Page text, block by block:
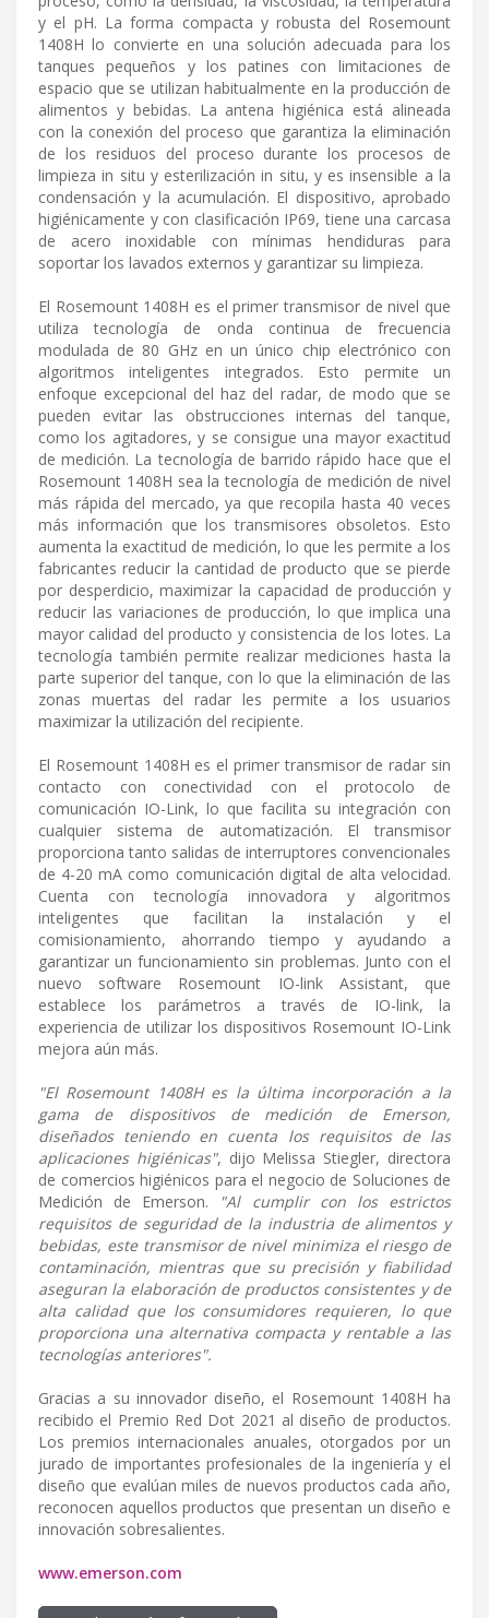
y el pH. La forma compacta y robusta del Rosemount
1408H lo convierte en una solución adecuada para los
tanques pequeños y los patines con limitaciones de
espacio que se utilizan habitualmente en la producción de
alimentos y bebidas. La antena higiénica está alineada
con la conexión del proceso que garantiza la eliminación
de los residuos del proceso durante los procesos de
limpieza in situ y esterilización in situ, y es insensible a la
condensación y la acumulación. El dispositivo, aprobado
higiénicamente y con clasificación IP69, tiene una carcasa
de acero inoxidable con mínimas hendiduras para
soportar los lavados externos y garantizar su limpieza.
El Rosemount 1408H es el primer transmisor de nivel que
utiliza tecnología de onda continua de frecuencia
modulada de 80 GHz en un único chip electrónico con
algoritmos inteligentes integrados. Esto permite un
enfoque excepcional del haz del radar, de modo que se
pueden evitar las obstrucciones internas del tanque,
como los agitadores, y se consigue una mayor exactitud
de medición. La tecnología de barrido rápido hace que el
Rosemount 1408H sea la tecnología de medición de nivel
más rápida del mercado, ya que recopila hasta 40 veces
más información que los transmisores obsoletos. Esto
aumenta la exactitud de medición, lo que les permite a los
fabricantes reducir la cantidad de producto que se pierde
por desperdicio, maximizar la capacidad de producción y
reducir las variaciones de producción, lo que implica una
mayor calidad del producto y consistencia de los lotes. La
tecnología también permite realizar mediciones hasta la
parte superior del tanque, con lo que la eliminación de las
zonas muertas del radar les permite a los usuarios
maximizar la utilización del recipiente.
El Rosemount 1408H es el primer transmisor de radar sin
contacto con conectividad con el protocolo de
comunicación IO-Link, lo que facilita su integración con
cualquier sistema de automatización. El transmisor
proporciona tanto salidas de interruptores convencionales
de 4-20 mA como comunicación digital de alta velocidad.
Cuenta con tecnología innovadora y algoritmos
inteligentes que facilitan la instalación y el
comisionamiento, ahorrando tiempo y ayudando a
garantizar un funcionamiento sin problemas. Junto con el
nuevo software Rosemount IO-link Assistant, que
establece los parámetros a través de IO-link, la
experiencia de utilizar los dispositivos Rosemount IO-Link
mejora aún más.
"El Rosemount 1408H es la última incorporación a la
gama de dispositivos de medición de Emerson,
diseñados teniendo en cuenta los requisitos de las
aplicaciones higiénicas", dijo Melissa Stiegler, directora
de comercios higiénicos para el negocio de Soluciones de
Medición de Emerson.
"Al cumplir con los estrictos
requisitos de seguridad de la industria de alimentos y
bebidas, este transmisor de nivel minimiza el riesgo de
contaminación, mientras que su precisión y fiabilidad
aseguran la elaboración de productos consistentes y de
alta calidad que los consumidores requieren, lo que
proporciona una alternativa compacta y rentable a las
tecnologías anteriores".
Gracias a su innovador diseño, el Rosemount 1408H ha
recibido el Premio Red Dot 2021 al diseño de productos.
Los premios internacionales anuales, otorgados por un
jurado de importantes profesionales de la ingeniería y el
diseño que evalúan miles de nuevos productos cada año,
reconocen aquellos productos que presentan un diseño e
innovación sobresalientes.
www.emerson.com